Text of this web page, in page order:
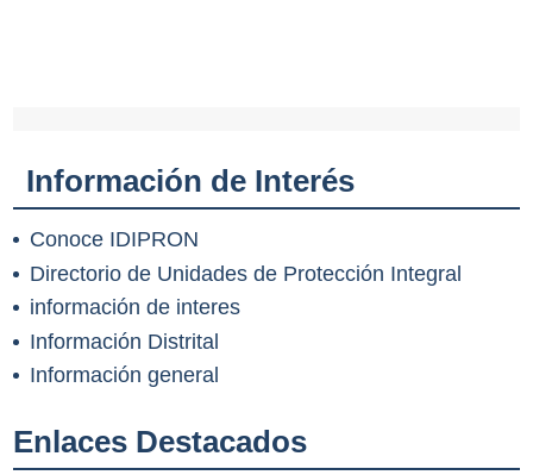
Información de Interés
Conoce IDIPRON
Directorio de Unidades de Protección Integral
información de interes
Información Distrital
Información general
Enlaces Destacados